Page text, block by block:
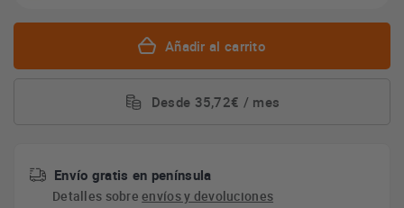
Añadir al carrito
Desde 35,72€ / mes
Envío gratis en península
Detalles sobreenvíos y devoluciones